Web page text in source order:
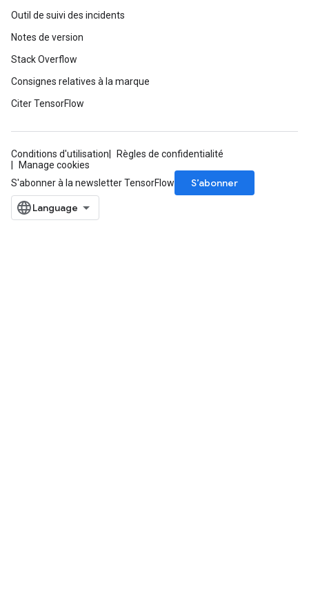
Outil de suivi des incidents
Notes de version
Stack Overflow
Consignes relatives à la marque
Citer TensorFlow
Conditions d'utilisation
Règles de confidentialité
Manage cookies
S'abonner à la newsletter TensorFlow
S’abonner